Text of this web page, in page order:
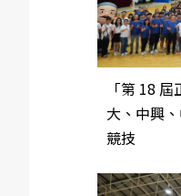
「第 18
大、中興
競技